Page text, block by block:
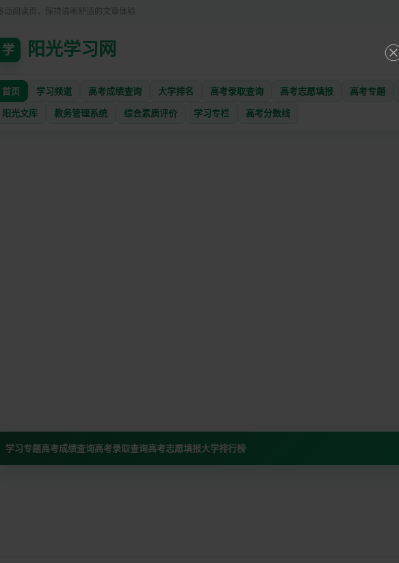
移动阅读页，保持清晰舒适的文章体验
学 阳光学习网
首页 学习频道 高考成绩查询 大学排名 高考录取查询 高考志愿填报 高考专题
阳光文库 教务管理系统 综合素质评价 学习专栏 高考分数线
学习专题高考成绩查询高考录取查询高考志愿填报大学排行榜